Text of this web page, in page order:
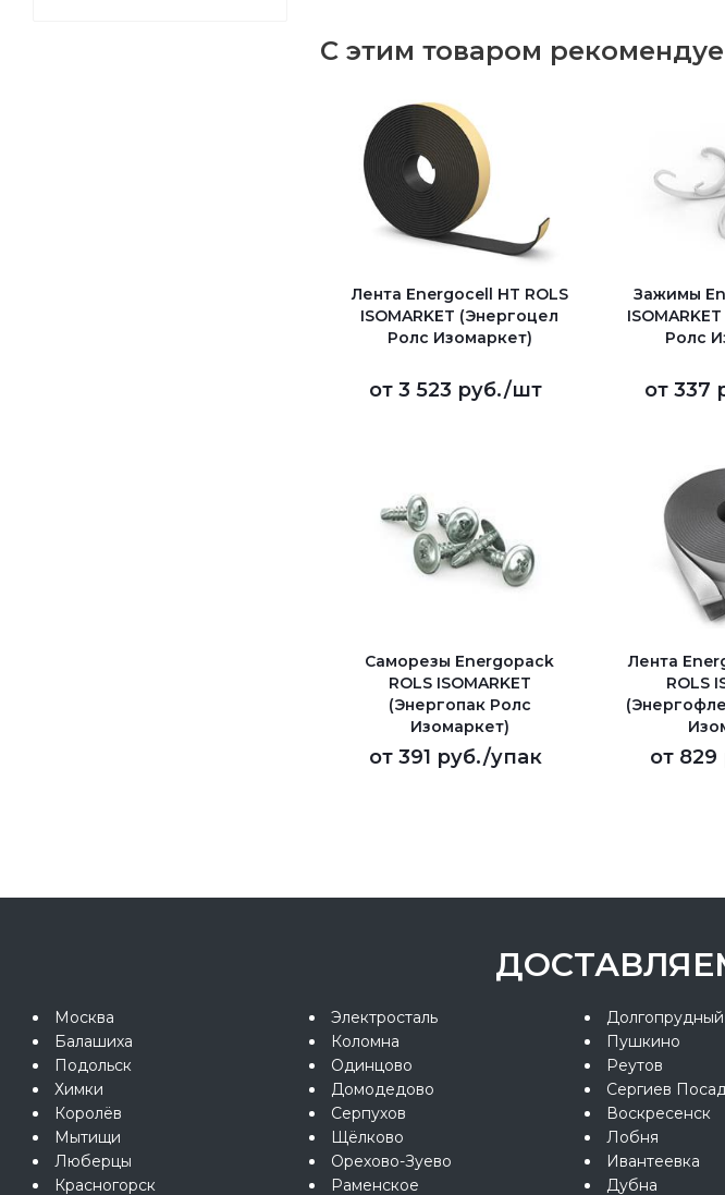
С этим товаром
Лента Energocell HT ROLS
ISOMARKET (Энергоцел
Ролс Изомаркет)
от 3 523 руб./шт
Зажимы
Ролс
от 337
Саморезы Energopack
ROLS ISOMARKET
(Энергопак Ролс
Изомаркет)
от 391 руб./упак
Лента
ROLS
от 829
Москва
Балашиха
Подольск
Химки
Королёв
Мытищи
Люберцы
Красногорск
Электросталь
Коломна
Одинцово
Домодедово
Серпухов
Щёлково
Орехово-Зуево
Раменское
Долгопрудный
Пушкино
Реутов
Сергиев
Воскресенск
Лобня
Ивантеевка
Дубна